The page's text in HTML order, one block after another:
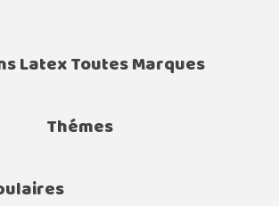
Latex Toutes Marques
Thémes